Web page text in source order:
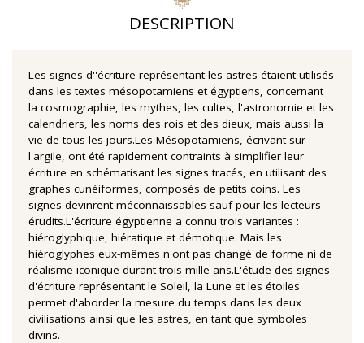
DESCRIPTION
Les signes d''écriture représentant les astres étaient utilisés
dans les textes mésopotamiens et égyptiens, concernant
la cosmographie, les mythes, les cultes, l'astronomie et les
calendriers, les noms des rois et des dieux, mais aussi la
vie de tous les jours.Les Mésopotamiens, écrivant sur
l'argile, ont été rapidement contraints à simplifier leur
écriture en schématisant les signes tracés, en utilisant des
graphes cunéiformes, composés de petits coins. Les
signes devinrent méconnaissables sauf pour les lecteurs
érudits.L'écriture égyptienne a connu trois variantes :
hiéroglyphique, hiératique et démotique. Mais les
hiéroglyphes eux-mêmes n'ont pas changé de forme ni de
réalisme iconique durant trois mille ans.L'étude des signes
d'écriture représentant le Soleil, la Lune et les étoiles
permet d'aborder la mesure du temps dans les deux
civilisations ainsi que les astres, en tant que symboles
divins.